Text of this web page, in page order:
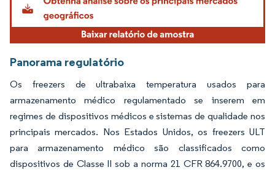
Panorama regulatório
Os freezers de ultrabaixa temperatura usados para
armazenamento médico regulamentado se inserem em
regimes de dispositivos médicos e sistemas de qualidade nos
principais mercados. Nos Estados Unidos, os freezers ULT
para armazenamento médico são classificados como
dispositivos de Classe II sob a norma 21 CFR 864.9700, e os